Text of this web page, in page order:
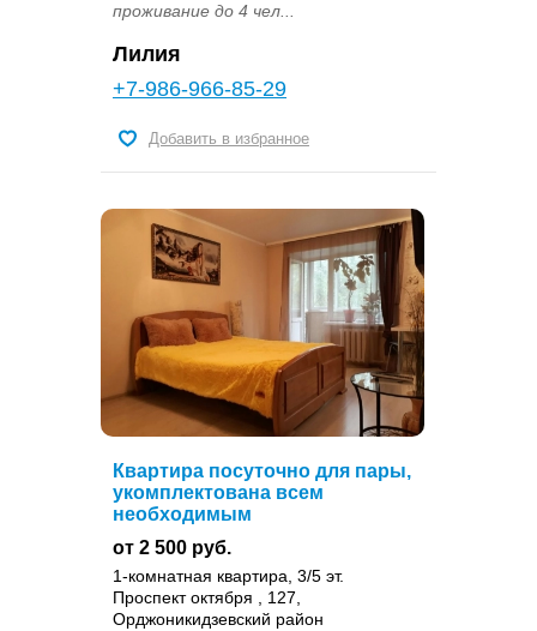
проживание до 4 чел...
Лилия
+7-986-966-85-29
Добавить в избранное
Квартира посуточно для пары,
укомплектована всем
необходимым
от 2 500 руб.
1-комнатная квартира, 3/5 эт.
Проспект октября , 127,
Орджоникидзевский район